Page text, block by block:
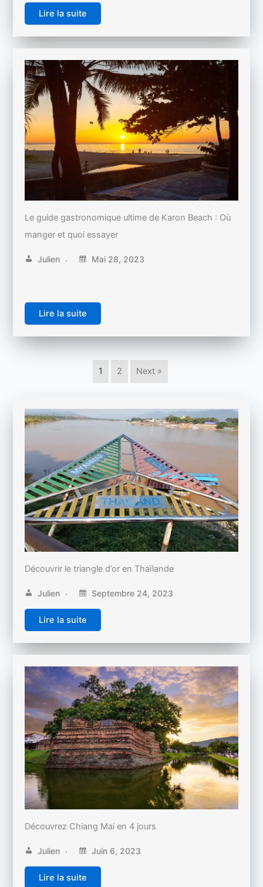
Lire la suite
Le guide gastronomique ultime de Karon Beach : Où
manger et quoi essayer
Julien Mai 28, 2023
Lire la suite
1 2 Next »
Découvrir le triangle d’or en Thaïlande
Julien Septembre 24, 2023
Lire la suite
Découvrez Chiang Mai en 4 jours
Julien Juin 6, 2023
Lire la suite